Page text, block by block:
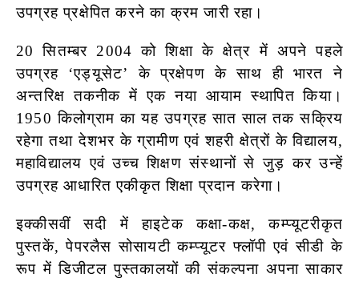
उपग्रह प्रक्षेपित करने का क्रम जारी रहा।
20 सितम्बर 2004 को शिक्षा के क्षेत्र में अपने पहले
उपग्रह ‘एड्यूसेट’ के प्रक्षेपण के साथ ही भारत ने
अन्तरिक्ष तकनीक में एक नया आयाम स्थापित किया।
1950 किलोग्राम का यह उपग्रह सात साल तक सक्रिय
रहेगा तथा देशभर के ग्रामीण एवं शहरी क्षेत्रों के विद्यालय,
महाविद्यालय एवं उच्च शिक्षण संस्थानों से जुड़ कर उन्हें
उपग्रह आधारित एकीकृत शिक्षा प्रदान करेगा।
इक्कीसवीं सदी में हाइटेक कक्षा-कक्ष, कम्प्यूटरीकृत
पुस्तकें, पेपरलैस सोसायटी कम्प्यूटर फ्लॉपी एवं सीडी के
रूप में डिजीटल पुस्तकालयों की संकल्पना अपना साकार